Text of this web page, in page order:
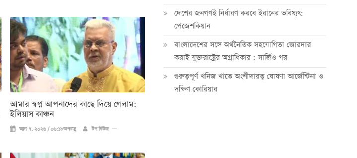
আমার স্বপ্ন আপনাদের কাছে দিয়ে গেলাম:
ইলিয়াস কাঞ্চন
আগ ৭, ২০২৬ / ০৬:১৮অপরাহ্ণ টপ নিউজ
দেশের জনগণই নির্ধারণ করবে ইরানের ভবিষ্যৎ:
পেজেশকিয়ান
বাংলাদেশের সঙ্গে অর্থনৈতিক সহযোগিতা জোরদার
করাই যুক্তরাষ্ট্রের অগ্রাধিকার : সার্জিও গর
গুরুত্বপূর্ণ খনিজ খাতে অংশীদারত্ব ঘোষণা আর্জেন্টিনা ও
দক্ষিণ কোরিয়ার